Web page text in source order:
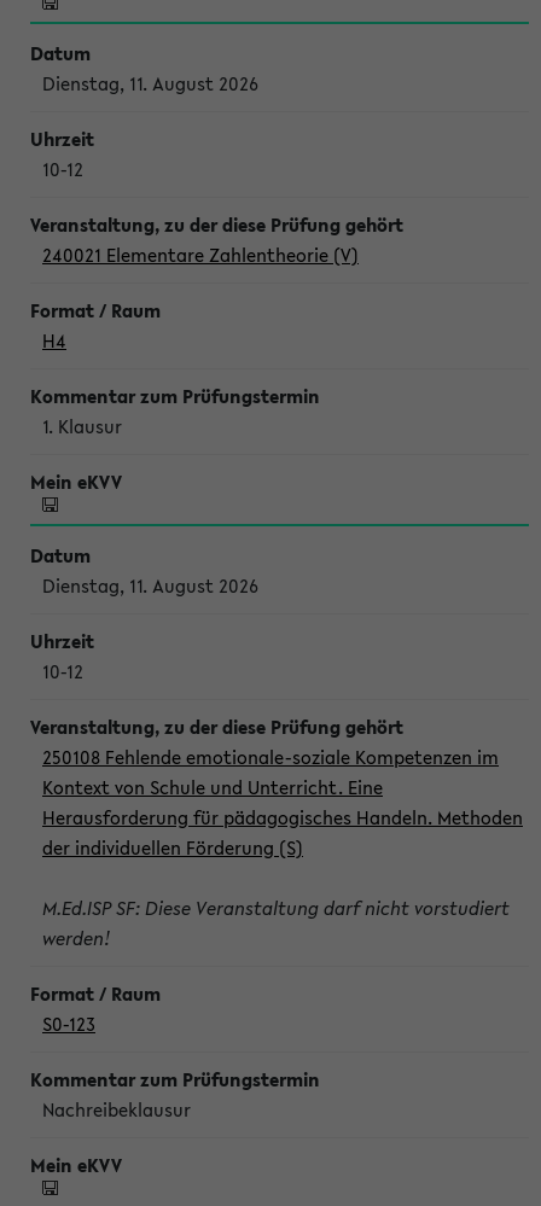
Dienstag, 11. August 2026
10-12
240021 Elementare Zahlentheorie (V)
H4
1. Klausur
Dienstag, 11. August 2026
10-12
250108 Fehlende emotionale-soziale Kompetenzen im
Kontext von Schule und Unterricht. Eine
Herausforderung für pädagogisches Handeln. Methoden
der individuellen Förderung (S)
M.Ed.ISP SF: Diese Veranstaltung darf nicht vorstudiert
werden!
S0-123
Nachreibeklausur